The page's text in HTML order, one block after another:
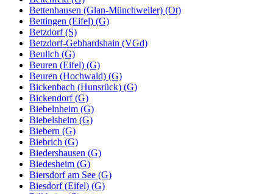
Bettenhausen (Glan-Münchweiler) (Ot)
Bettingen (Eifel) (G)
Betzdorf (S)
Betzdorf-Gebhardshain (VGd)
Beulich (G)
Beuren (Eifel) (G)
Beuren (Hochwald) (G)
Bickenbach (Hunsrück) (G)
Bickendorf (G)
Biebelnheim (G)
Biebelsheim (G)
Biebern (G)
Biebrich (G)
Biedershausen (G)
Biedesheim (G)
Biersdorf am See (G)
Biesdorf (Eifel) (G)